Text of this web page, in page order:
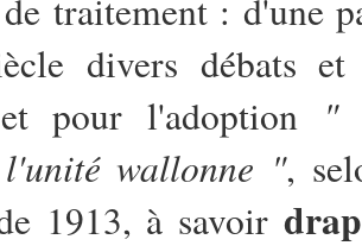
traitement : d'une
divers débats
et pour l'adoption "
wallonne ",
1913, à savoir